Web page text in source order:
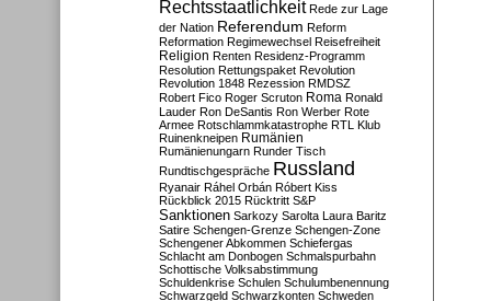
Rechtsstaatlichkeit Rede zur Lage
der Nation Referendum Reform
Reformation Regimewechsel Reisefreiheit
Religion Renten Residenz-Programm
Resolution Rettungspaket Revolution
Revolution 1848 Rezession RMDSZ
Robert Fico Roger Scruton Roma Ronald
Lauder Ron DeSantis Ron Werber Rote
Armee Rotschlammkatastrophe RTL Klub
Ruinenkneipen Rumänien
Rumänienungarn Runder Tisch
Rundtischgespräche Russland
Ryanair Ráhel Orbán Róbert Kiss
Rückblick 2015 Rücktritt S&P
Sanktionen Sarkozy Sarolta Laura Baritz
Satire Schengen-Grenze Schengen-Zone
Schengener Abkommen Schiefergas
Schlacht am Donbogen Schmalspurbahn
Schottische Volksabstimmung
Schuldenkrise Schulen Schulumbenennung
Schwarzgeld Schwarzkonten Schweden